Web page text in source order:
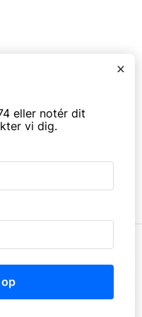
belaste din
x
eller notér dit
vi dig.